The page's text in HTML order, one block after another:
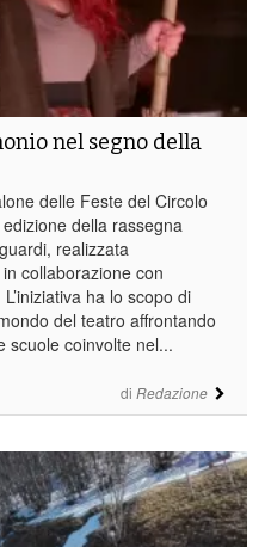
di Redazione
nel segno della
delle Feste del Circolo
della rassegna
realizzata
collaborazione con
ha lo scopo di
del teatro affrontando
scuole coinvolte nel...